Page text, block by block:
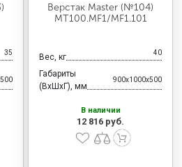
35
Верстак Master (№104)
MT100.MF1/MF1.101
Вес, кг 40
Габариты
(ВхШхГ), мм
900x1000x500
В наличии
12 816 руб.